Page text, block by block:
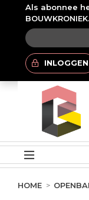
Als abonnee
INLOGGEN
HOME